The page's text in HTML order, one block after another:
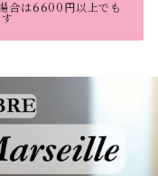
合は6600円以上でも